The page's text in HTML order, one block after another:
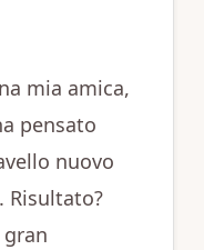
mia amica,
pensato
nuovo
Risultato?